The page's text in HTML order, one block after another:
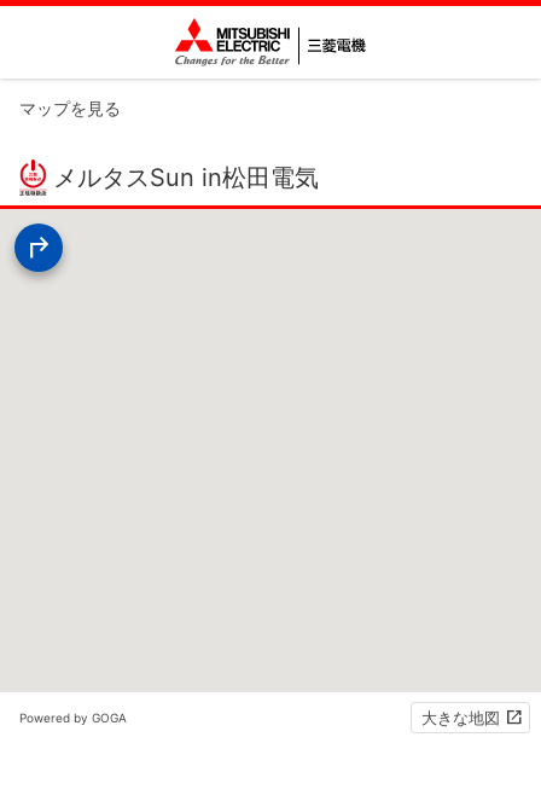
マップを見る
メルタスSun in松田電気
Powered by GOGA 大きな地図